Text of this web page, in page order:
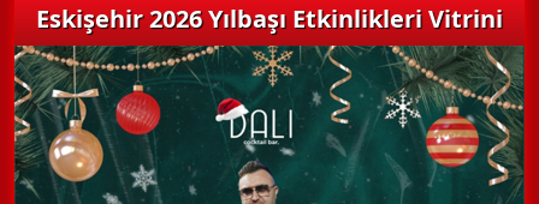
Eskişehir 2026 Yılbaşı Etkinlikleri Vitrini